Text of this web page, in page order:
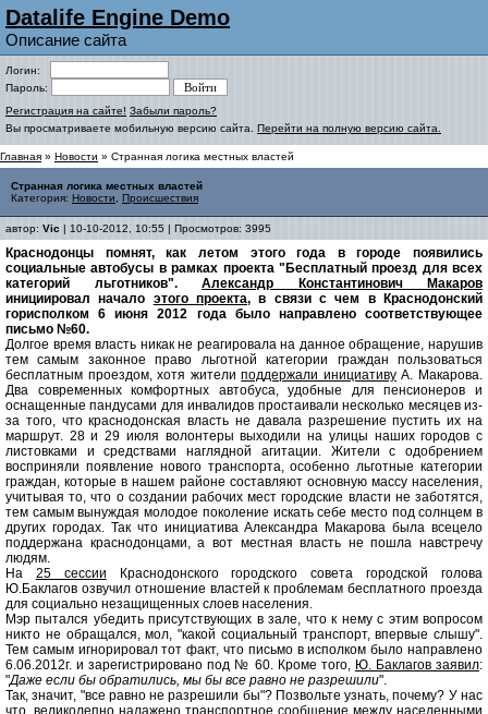
Datalife Engine Demo
Описание сайта
Логин:
Пароль:
Регистрация на сайте! Забыли пароль?
Вы просматриваете мобильную версию сайта. Перейти на полную версию сайта.
Главная » Новости » Странная логика местных властей
Странная логика местных властей
Категория: Новости Происшествия
автор: Vic | 10-10-2012, 10:55 | Просмотров: 3995
Краснодонцы помнят, как летом этого года в городе появились
социальные автобусы в рамках проекта "Бесплатный проезд для всех
категорий льготников". Александр Константинович Макаров
инициировал начало этого проекта, в связи с чем в Краснодонский
горисполком 6 июня 2012 года было направлено соответствующее
письмо №60.
Долгое время власть никак не реагировала на данное обращение, нарушив
тем самым законное право льготной категории граждан пользоваться
бесплатным проездом, хотя жителиподдержали инициативуА. Макарова.
Два современных комфортных автобуса, удобные для пенсионеров и
оснащенные пандусами для инвалидов простаивали несколько месяцев из-
за того, что краснодонская власть не давала разрешение пустить их на
маршрут. 28 и 29 июля волонтеры выходили на улицы наших городов с
листовками и средствами наглядной агитации. Жители с одобрением
восприняли появление нового транспорта, особенно льготные категории
граждан, которые в нашем районе составляют основную массу населения,
учитывая то, что о создании рабочих мест городские власти не заботятся,
тем самым вынуждая молодое поколение искать себе место под солнцем в
других городах. Так что инициатива Александра Макарова была всецело
поддержана краснодонцами, а вот местная власть не пошла навстречу
людям.
На 25 сессии Краснодонского городского совета городской голова
Ю.Баклагов озвучил отношение властей к проблемам бесплатного проезда
для социально незащищенных слоев населения.
Мэр пытался убедить присутствующих в зале, что к нему с этим вопросом
никто не обращался, мол, "какой социальный транспорт, впервые слышу".
Тем самым игнорировал тот факт, что письмо в исполком было направлено
6.06.2012г. и зарегистрировано под № 60. Кроме того, Ю. Баклагов заявил:
"Даже если бы обратились, мы бы все равно не разрешили".
Так, значит, "все равно не разрешили бы"? Позвольте узнать, почему? У нас
что, великолепно налажено транспортное сообщение между населенными